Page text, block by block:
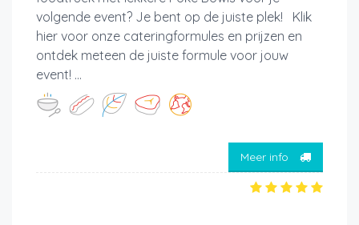
volgende event? Je bent op de juiste plek! Klik
hier voor onze cateringformules en prijzen en
ontdek meteen de juiste formule voor jouw
event! ...
Meer info